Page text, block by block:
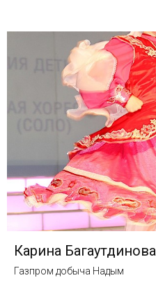
Карина Багаутдинова
Газпром добыча Надым